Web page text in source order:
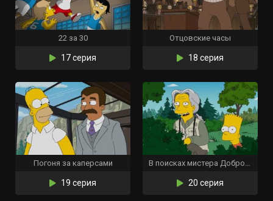
22 за 30
17 серия
Отцовские часы
18 серия
Погоня за каперсами
19 серия
В поисках мистера Добробарта
20 серия